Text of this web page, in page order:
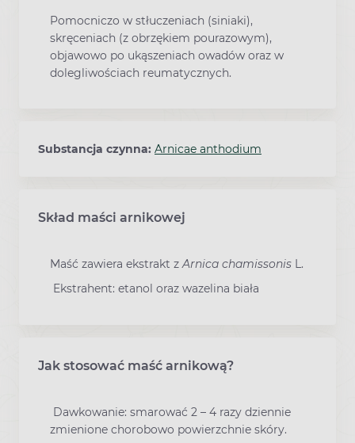
Pomocniczo w stłuczeniach (siniaki),
skręceniach (z obrzękiem pourazowym),
objawowo po ukąszeniach owadów oraz w
dolegliwościach reumatycznych.
Substancja czynna: Arnicae anthodium
Skład maści arnikowej
Maść zawiera ekstrakt zArnica chamissonis L.
Ekstrahent: etanol oraz wazelina biała
Jak stosować maść arnikową?
Dawkowanie: smarować 2 – 4 razy dziennie
zmienione chorobowo powierzchnie skóry.